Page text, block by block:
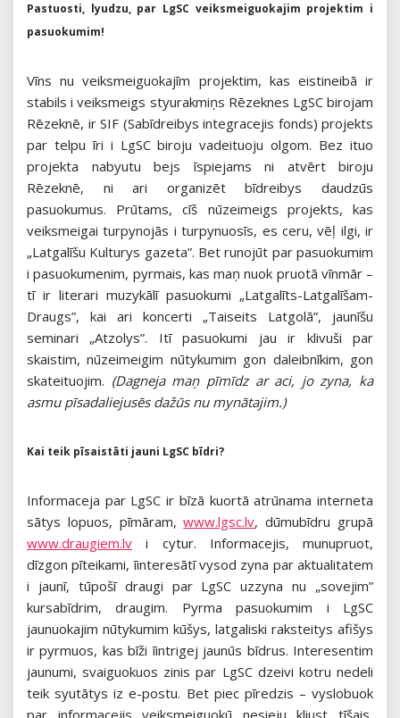
Pastuosti, lyudzu, par LgSC veiksmeiguokajim projektim i
pasuokumim!
Vīns nu veiksmeiguokajīm projektim, kas eistineibā ir
stabils i veiksmeigs styurakmiņs Rēzeknes LgSC birojam
Rēzeknē, ir SIF (Sabīdreibys integracejis fonds) projekts
par telpu īri i LgSC biroju vadeituoju olgom. Bez ituo
projekta nabyutu bejs īspiejams ni atvērt biroju
Rēzeknē, ni ari organizēt bīdreibys daudzūs
pasuokumus. Prūtams, cīš nūzeimeigs projekts, kas
veiksmeigai turpynojās i turpynuosīs, es ceru, vēļ ilgi, ir
„Latgalīšu Kulturys gazeta”. Bet runojūt par pasuokumim
i pasuokumenim, pyrmais, kas maņ nuok pruotā vīnmār –
tī ir literari muzykālī pasuokumi „Latgalīts-Latgalīšam-
Draugs”, kai ari koncerti „Taiseits Latgolā”, jaunīšu
seminari „Atzolys”. Itī pasuokumi jau ir klivuši par
skaistim, nūzeimeigim nūtykumim gon daleibnīkim, gon
skateituojim. (Dagneja maņ pīmīdz ar aci, jo zyna, ka
asmu pīsadaliejusēs dažūs nu mynātajim.)
Kai teik pīsaistāti jauni LgSC bīdri?
Informaceja par LgSC ir bīzā kuortā atrūnama interneta
sātys lopuos, pīmāram,www.lgsc.lv, dūmubīdru grupā
www.draugiem.lv i cytur. Informacejis, munupruot,
dīzgon pīteikami, īinteresātī vysod zyna par aktualitatem
i jaunī, tūpošī draugi par LgSC uzzyna nu „sovejim”
kursabīdrim, draugim. Pyrma pasuokumim i LgSC
jaunuokajim nūtykumim kūšys, latgaliski raksteitys afišys
ir pyrmuos, kas bīži īintrigej jaunūs bīdrus. Interesentim
jaunumi, svaiguokuos zinis par LgSC dzeivi kotru nedeli
teik syutātys iz e-postu. Bet piec pīredzis – vyslobuok